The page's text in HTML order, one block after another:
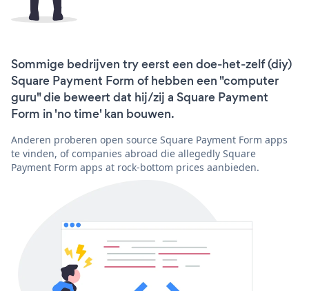
Sommige bedrijven try eerst een doe-het-zelf (diy)
Square Payment Form of hebben een "computer
guru" die beweert dat hij/zij a Square Payment
Form in 'no time' kan bouwen.
Anderen proberen open source Square Payment Form apps
te vinden, of companies abroad die allegedly Square
Payment Form apps at rock-bottom prices aanbieden.